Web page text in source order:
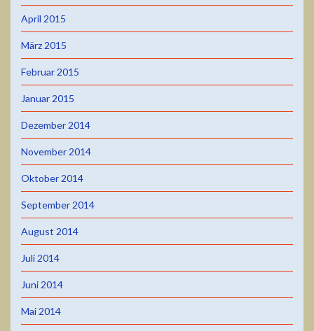
April 2015
März 2015
Februar 2015
Januar 2015
Dezember 2014
November 2014
Oktober 2014
September 2014
August 2014
Juli 2014
Juni 2014
Mai 2014